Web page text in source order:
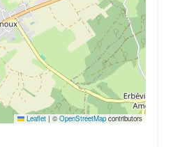
Leaflet | ©OpenStreetMap contributors